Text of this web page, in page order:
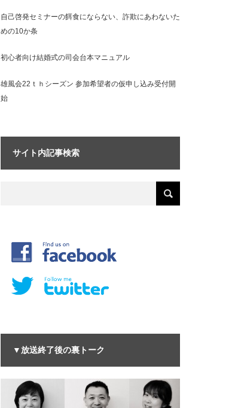
自己啓発セミナーの餌食にならない、詐欺にあわないた
めの10か条
初心者向け結婚式の司会台本マニュアル
雄風会22ｔｈシーズン 参加希望者の仮申し込み受付開
始
サイト内記事検索
▼放送終了後の裏トーク